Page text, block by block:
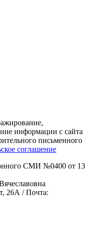
информации с сайта
письменного
соглашение
СМИ №0400 от 13
26А / Почта: